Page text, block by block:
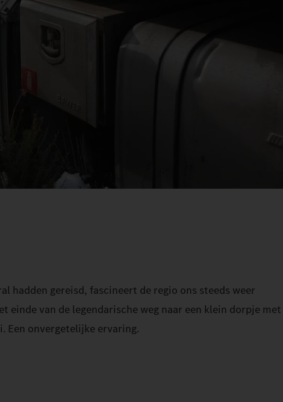
hadden gereisd, fascineert de regio ons steeds weer
einde van de legendarische weg naar een klein dorpje met
Een onvergetelijke ervaring.